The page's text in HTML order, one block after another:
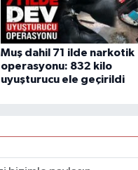
Muş dahil 71 ilde narkotik
operasyonu: 832 kilo
uyuşturucu ele geçirildi